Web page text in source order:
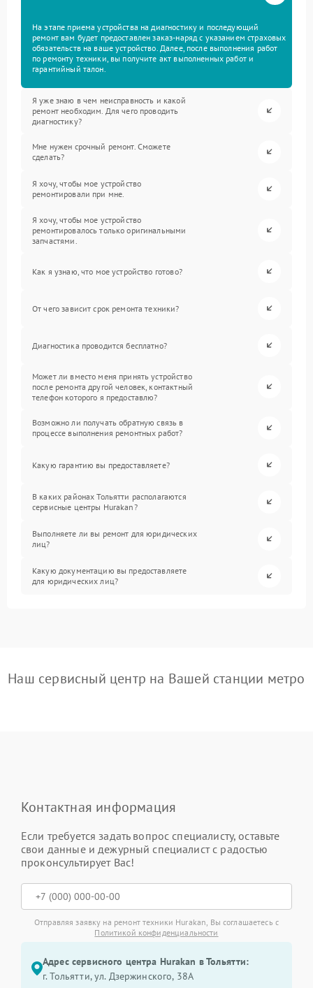
На этапе приема устройства на диагностику и последующий
ремонт вам будет предоставлен заказ-наряд с указанием страховых
обязательств на ваше устройство. Далее, после выполнения работ
по ремонту техники, вы получите акт выполненных работ и
гарантийный талон.
Я уже знаю в чем неисправность и какой
ремонт необходим. Для чего проводить
диагностику?
Мне нужен срочный ремонт. Сможете
сделать?
Я хочу, чтобы мое устройство
ремонтировали при мне.
Я хочу, чтобы мое устройство
ремонтировалось только оригинальными
запчастями.
Как я узнаю, что мое устройство готово?
От чего зависит срок ремонта техники?
Диагностика проводится бесплатно?
Может ли вместо меня принять устройство
после ремонта другой человек, контактный
телефон которого я предоставлю?
Возможно ли получать обратную связь в
процессе выполнения ремонтных работ?
Какую гарантию вы предоставляете?
В каких районах Тольятти располагаются
сервисные центры Hurakan?
Выполняете ли вы ремонт для юридических
лиц?
Какую документацию вы предоставляете
для юридических лиц?
Наш сервисный центр на Вашей станции метро
Контактная информация
Если требуется задать вопрос специалисту, оставьте
свои данные и дежурный специалист с радостью
проконсультирует Вас!
Отправляя заявку на ремонт техники Hurakan, Вы соглашаетесь с
Политикой конфиденциальности
Адрес сервисного центра Hurakan в Тольятти:
г. Тольятти, ул. Дзержинского, 38А